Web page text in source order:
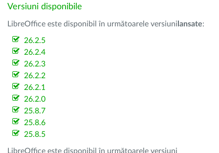
Versiuni disponibile
LibreOffice este disponibil în următoarele versiuni lansate:
26.2.5
26.2.4
26.2.3
26.2.2
26.2.1
26.2.0
25.8.7
25.8.6
25.8.5
LibreOffice este disponibil în următoarele versiuni